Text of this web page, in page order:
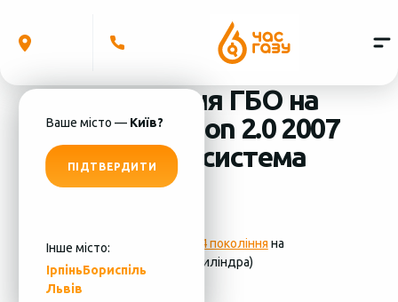
Ваше місто — Київ?
ПІДТВЕРДИТИ
Інше місто:
ІрпіньБориспіль
Львів
Встановлення ГБО на
Hyundai Tucson 2.0 2007
(4 циліндра) система
ГБО - MRC
Фотографії установки ГБО 4 покоління на
Hyundai Tucson 2.0 2007 (4 циліндра)